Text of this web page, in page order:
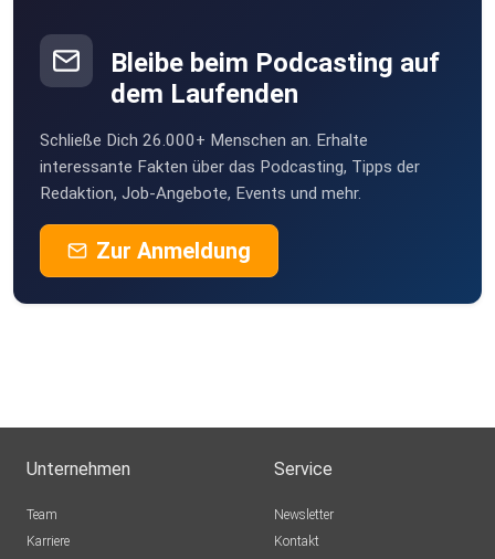
Bleibe beim Podcasting auf
dem Laufenden
Schließe Dich 26.000+ Menschen an. Erhalte
interessante Fakten über das Podcasting, Tipps der
Redaktion, Job-Angebote, Events und mehr.
Zur Anmeldung
Unternehmen
Team
Karriere
Service
Newsletter
Kontakt